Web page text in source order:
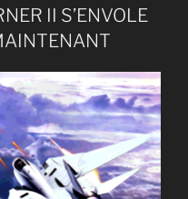
II S’ENVOLE